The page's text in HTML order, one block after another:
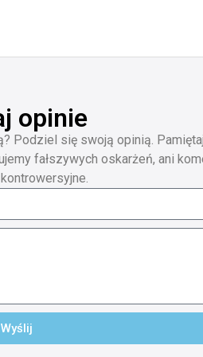
opinie
Podziel się swoją opinią.
fałszywych oskarżeń, ani
Wyślij